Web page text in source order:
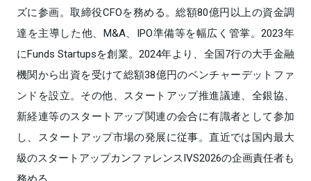
ズに参画。取締役CFOを務める。総額80億円以上の資金調
達を主導した他、M&A、IPO準備等を幅広く管掌。2023年
にFunds Startupsを創業。2024年より、全国7行の大手金融
機関から出資を受けて総額38億円のベンチャーデットファ
ンドを設立。その他、スタートアップ推進議連、全銀協、
新経連等のスタートアップ関連の会合に有識者として参加
し、スタートアップ市場の発展に従事。直近では国内最大
級のスタートアップカンファレンスIVS2026の企画責任者も